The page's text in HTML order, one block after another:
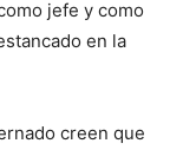
jefe y como
en la
creen que